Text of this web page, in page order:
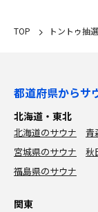
TOP トントゥ抽
都道府県からサ
北海道・東北
北海道のサウナ 青
宮城県のサウナ
秋
福島県のサウナ
関東